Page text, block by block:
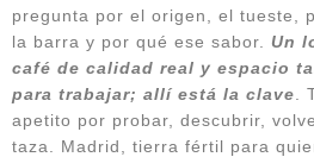
pregunta por el origen, el tueste,
la barra y por qué ese sabor. Un
café de calidad real y espacio
para trabajar; allí está la clave .
apetito por probar, descubrir,
taza. Madrid, tierra fértil para